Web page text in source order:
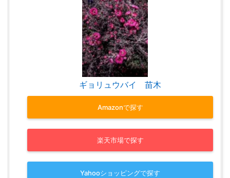
ギョリュウバイ 苗木
Amazonで探す
楽天市場で探す
Yahooショッピングで探す